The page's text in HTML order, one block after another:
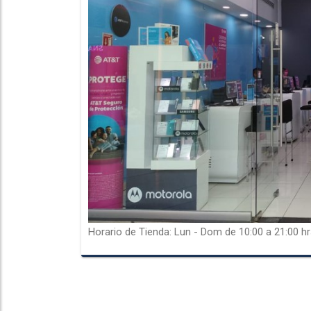
Horario de Tienda: Lun - Dom de 10:00 a 21:00